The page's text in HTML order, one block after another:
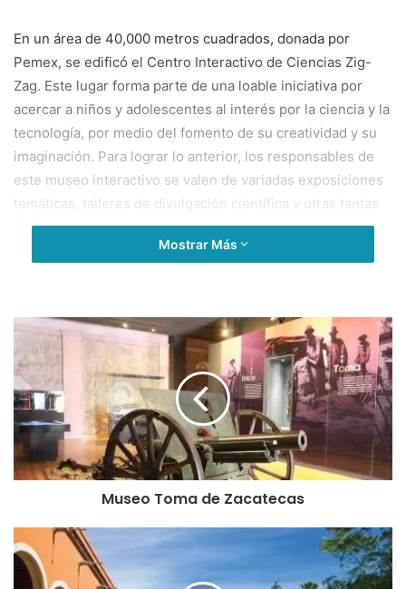
En un área de 40,000 metros cuadrados, donada por
Pemex, se edificó el Centro Interactivo de Ciencias Zig-
Zag. Este lugar forma parte de una loable iniciativa por
acercar a niños y adolescentes al interés por la ciencia y la
tecnología, por medio del fomento de su creatividad y su
imaginación. Para lograr lo anterior, los responsables de
este museo interactivo se valen de variadas exposiciones
temáticas, talleres de divulgación científica y otras tantas
dinámicas de educación abierta y voluntaria.
Sendero de la Energía, la sala de electromagnetismo
Polos-Cargas, el área de Aventura y la reciente Sala de la
Luz.
HORARIOS
09:00hrs – 18:00hrs de Lunes a Viernes
10:00hrs – 19:00hrs Sábado y Domingo
Aultos:$40.00 pesos
Niños: $30.00 pesos
Maestros: GRATIS
Mostrar Más
Museo Toma de Zacatecas